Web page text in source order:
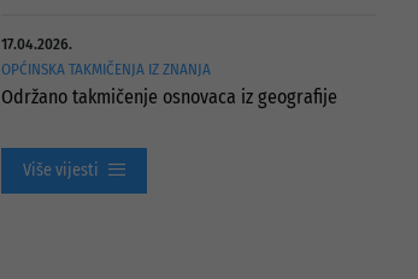
17.04.2026.
OPĆINSKA TAKMIČENJA IZ ZNANJA
Održano takmičenje osnovaca iz geografije
Više vijesti